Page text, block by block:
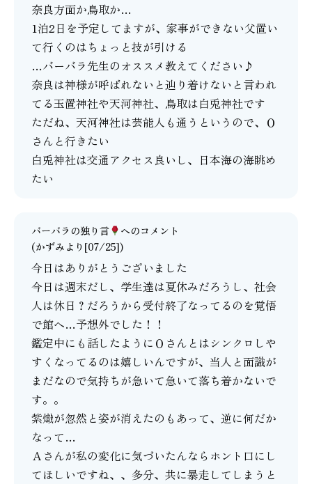
奈良方面か鳥取か…
1泊2日を予定してますが、家事ができない父置い
て行くのはちょっと技が引ける
…バーバラ先生のオススメ教えてください♪
奈良は神様が呼ばれないと辿り着けないと言われ
てる玉置神社や天河神社、鳥取は白兎神社です
ただね、天河神社は芸能人も通うというので、Ｏ
さんと行きたい
白兎神社は交通アクセス良いし、日本海の海眺め
たい
バーバラの独り言
へのコメント
(かずみより[07/25])
今日はありがとうございました
今日は週末だし、学生達は夏休みだろうし、社会
人は休日？だろうから受付終了なってるのを覚悟
で館へ…予想外でした！！
鑑定中にも話したようにＯさんとはシンクロしや
すくなってるのは嬉しいんですが、当人と面識が
まだなので気持ちが急いて急いて落ち着かないで
す。。
紫熾が忽然と姿が消えたのもあって、逆に何だか
なって…
Ａさんが私の変化に気づいたんならホント口にし
てほしいですね、、多分、共に暴走してしまうと